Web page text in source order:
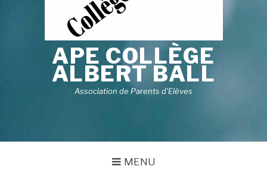
APE COLLÈGE
ALBERT BALL
Association de Parents d'Elèves
MENU